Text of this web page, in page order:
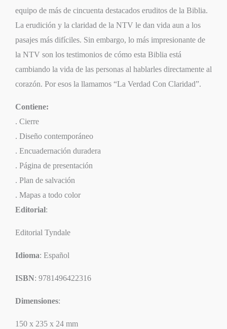
equipo de más de cincuenta destacados eruditos de la Biblia.
La erudición y la claridad de la NTV le dan vida aun a los
pasajes más difíciles. Sin embargo, lo más impresionante de
la NTV son los testimonios de cómo esta Biblia está
cambiando la vida de las personas al hablarles directamente al
corazón. Por esos la llamamos “La Verdad Con Claridad”.
Contiene:
. Cierre
. Diseño contemporáneo
. Encuadernación duradera
. Página de presentación
. Plan de salvación
. Mapas a todo color
Editorial:
Editorial Tyndale
Idioma: Español
ISBN: 9781496422316
Dimensiones:
150 x 235 x 24 mm